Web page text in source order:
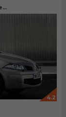
4.2